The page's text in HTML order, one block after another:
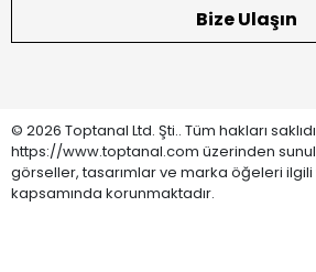
Bize Ulaşın
© 2026 Toptanal Ltd. Şti.. Tüm hakları
https://www.toptanal.com üzerinden
görseller, tasarımlar ve marka öğeleri
kapsamında korunmaktadır.